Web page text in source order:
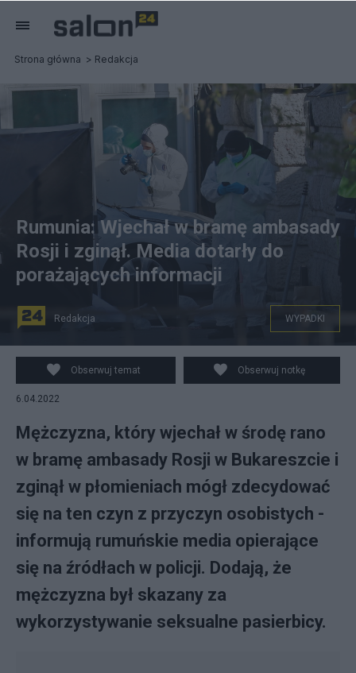
Strona główna Redakcja
PAP/EPA/ROBERT GHEMENT
Rumunia: Wjechał w bramę ambasady
Rosji i zginął. Media dotarły do
porażających informacji
Redakcja WYPADKI
Obserwuj temat Obserwuj notkę
6.04.2022
Mężczyzna, który wjechał w środę rano
w bramę ambasady Rosji w Bukareszcie i
zginął w płomieniach mógł zdecydować
się na ten czyn z przyczyn osobistych -
informują rumuńskie media opierające
się na źródłach w policji. Dodają, że
mężczyzna był skazany za
wykorzystywanie seksualne pasierbicy.